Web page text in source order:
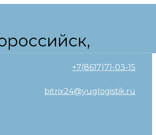
+7(8617)71-03-15
bitrix24@yuglogistik.ru